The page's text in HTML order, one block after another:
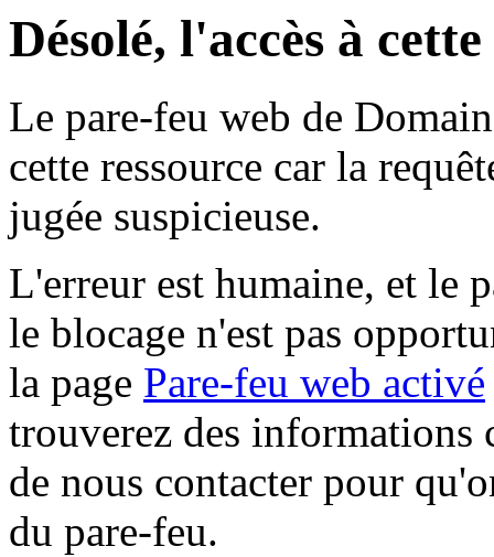
Désolé, l'accès à
Le pare-feu web de
cette ressource car la
jugée suspicieuse.
L'erreur est humaine, et le
le blocage n'est pas
la page Pare-feu web activé
trouverez des informations
de nous contacter pour
du pare-feu.